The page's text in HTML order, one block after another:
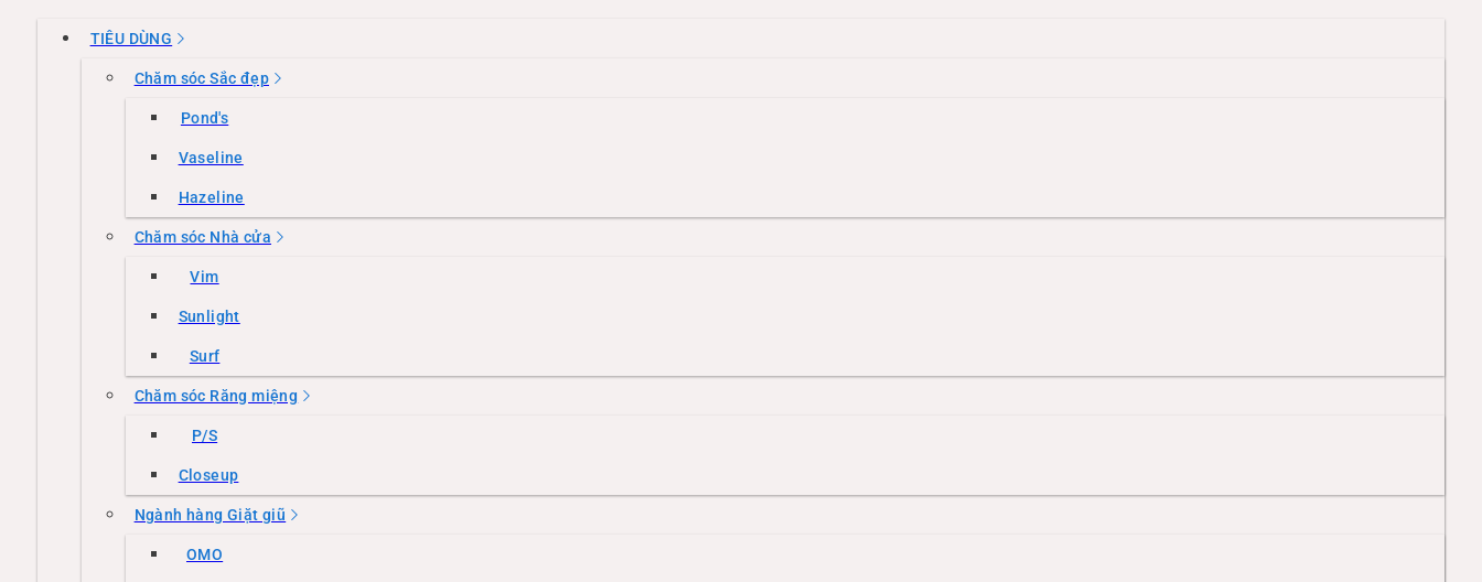
TIÊU DÙNG
Chăm sóc Sắc đẹp
Pond's
Vaseline
Hazeline
Chăm sóc Nhà cửa
Vim
Sunlight
Surf
Chăm sóc Răng miệng
P/S
Closeup
Ngành hàng Giặt giũ
OMO